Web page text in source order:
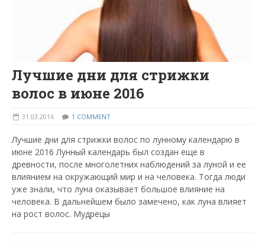
Лучшие дни для стрижки
волос в июне 2016
31.03.2016 1 COMMENT
Лучшие дни для стрижки волос по лунному календарю в
июне 2016 Лунный календарь был создан еще в
древности, после многолетних наблюдений за луной и ее
влиянием на окружающий мир и на человека. Тогда люди
уже знали, что луна оказывает большое влияние на
человека. В дальнейшем было замечено, как луна влияет
на рост волос. Мудрецы